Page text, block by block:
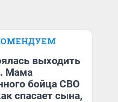
выходить
Мама
бойца СВО
спасает сына,